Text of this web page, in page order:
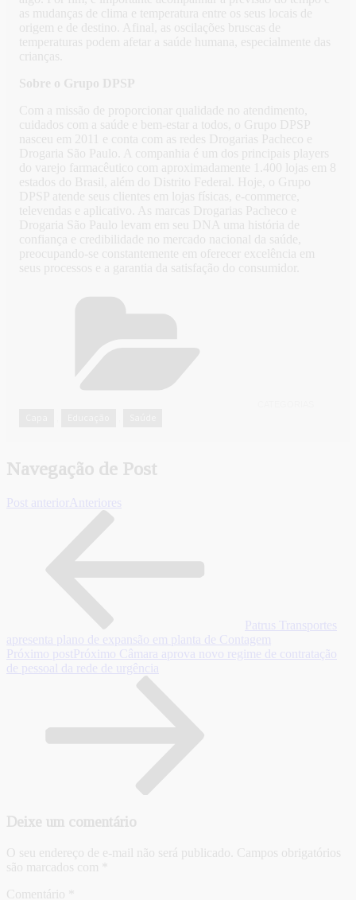
as mudanças de clima e temperatura entre os seus locais de
origem e de destino. Afinal, as oscilações bruscas de
temperaturas podem afetar a saúde humana, especialmente das
crianças.
Sobre o Grupo DPSP
Com a missão de proporcionar qualidade no atendimento,
cuidados com a saúde e bem-estar a todos, o Grupo DPSP
nasceu em 2011 e conta com as redes Drogarias Pacheco e
Drogaria São Paulo. A companhia é um dos principais players
do varejo farmacêutico com aproximadamente 1.400 lojas em 8
estados do Brasil, além do Distrito Federal. Hoje, o Grupo
DPSP atende seus clientes em lojas físicas, e-commerce,
televendas e aplicativo. As marcas Drogarias Pacheco e
Drogaria São Paulo levam em seu DNA uma história de
confiança e credibilidade no mercado nacional da saúde,
preocupando-se constantemente em oferecer excelência em
seus processos e a garantia da satisfação do consumidor.
Navegação de Post
Post anterior Anteriores
Patrus Transportes
apresenta plano de expansão em planta de Contagem
Próximo post Próximo Câmara aprova novo regime de contratação
de pessoal da rede de urgência
Deixe um comentário
O seu endereço de e-mail não será publicado. Campos obrigatórios
são marcados com
Comentário